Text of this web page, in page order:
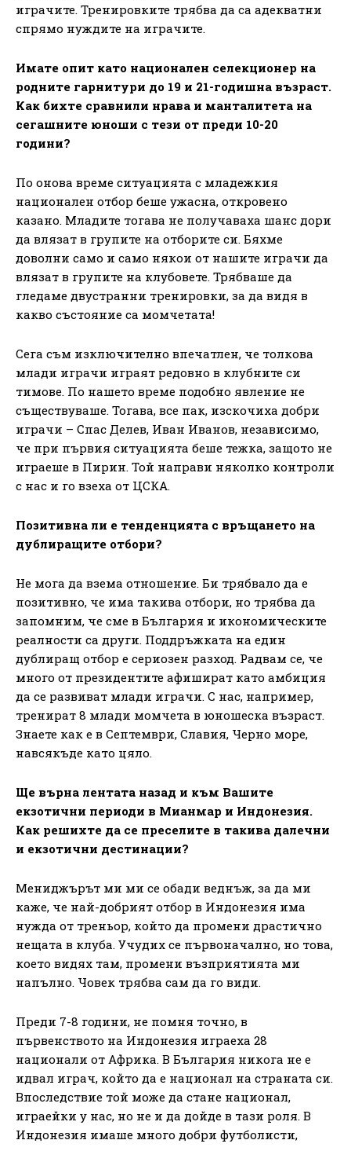
играчите. Тренировките трябва да са адекватни
спрямо нуждите на играчите.
Имате опит като национален селекционер на
родните гарнитури до 19 и 21-годишна възраст.
Как бихте сравнили нрава и манталитета на
сегашните юноши с тези от преди 10-20
години?
По онова време ситуацията с младежкия
национален отбор беше ужасна, откровено
казано. Младите тогава не получаваха шанс дори
да влязат в групите на отборите си. Бяхме
доволни само и само някои от нашите играчи да
влязат в групите на клубовете. Трябваше да
гледаме двустранни тренировки, за да видя в
какво състояние са момчетата!
Сега съм изключително впечатлен, че толкова
млади играчи играят редовно в клубните си
тимове. По нашето време подобно явление не
съществуваше. Тогава, все пак, изскочиха добри
играчи – Спас Делев, Иван Иванов, независимо,
че при първия ситуацията беше тежка, защото не
играеше в Пирин. Той направи няколко контроли
с нас и го взеха от ЦСКА.
Позитивна ли е тенденцията с връщането на
дублиращите отбори?
Не мога да взема отношение. Би трябвало да е
позитивно, че има такива отбори, но трябва да
запомним, че сме в България и икономическите
реалности са други. Поддръжката на един
дублиращ отбор е сериозен разход. Радвам се, че
много от президентите афишират като амбиция
да се развиват млади играчи. С нас, например,
тренират 8 млади момчета в юношеска възраст.
Знаете как е в Септември, Славия, Черно море,
навсякъде като цяло.
Ще върна лентата назад и към Вашите
екзотични периоди в Мианмар и Индонезия.
Как решихте да се преселите в такива далечни
и екзотични дестинации?
Мениджърът ми ми се обади веднъж, за да ми
каже, че най-добрият отбор в Индонезия има
нужда от треньор, който да промени драстично
нещата в клуба. Учудих се първоначално, но това,
което видях там, промени възприятията ми
напълно. Човек трябва сам да го види.
Преди 7-8 години, не помня точно, в
първенството на Индонезия играеха 28
национали от Африка. В България никога не е
идвал играч, който да е национал на страната си.
Впоследствие той може да стане национал,
играейки у нас, но не и да дойде в тази роля. В
Индонезия имаше много добри футболисти,